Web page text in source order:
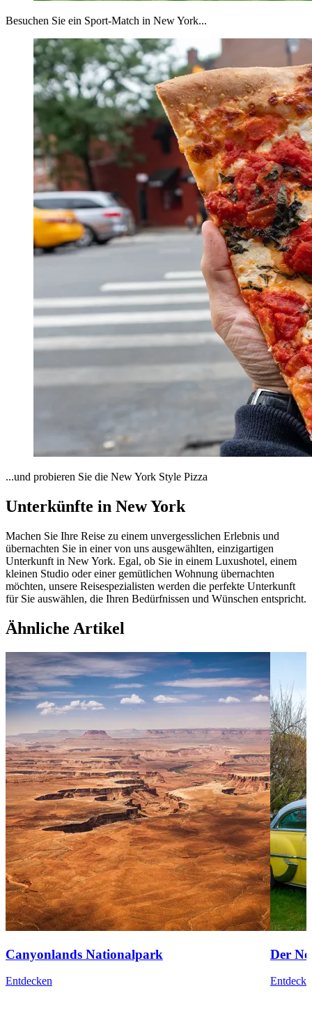
Besuchen Sie ein Sport-Match in New York...
...und probieren Sie die New York Style Pizza
Unterkünfte in New York
Machen Sie Ihre Reise zu einem unvergesslichen Erlebnis und
übernachten Sie in einer von uns ausgewählten, einzigartigen
Unterkunft in New York. Egal, ob Sie in einem Luxushotel, einem
kleinen Studio oder einer gemütlichen Wohnung übernachten
möchten, unsere Reisespezialisten werden die perfekte Unterkunft
für Sie auswählen, die Ihren Bedürfnissen und Wünschen entspricht.
Ähnliche Artikel
Canyonlands Nationalpark
Entdecken
Der